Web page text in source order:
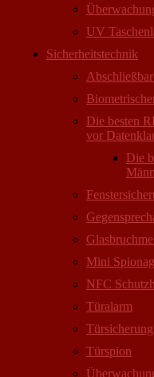
UV
Sicherheitstechnik
Die besten
vor
Die
Mini
NFC
Türalarm
Türsicherung
Türspion